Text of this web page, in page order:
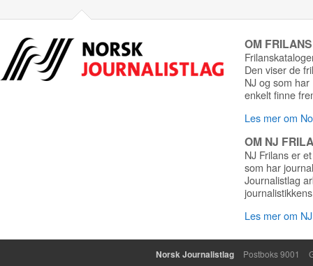
OM
Den viser de
NJ og som
enkelt finne
Les mer om
OM NJ
NJ Frilans er
som har
Journalistlag
Les mer om
Norsk Journalistlag Postboks 9001